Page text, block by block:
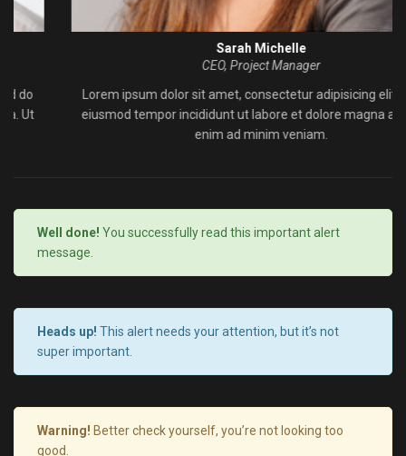
Sarah Michelle
CEO, Project Manager
Lorem ipsum dolor sit amet, consectetur adipisicing elit, sed do
eiusmod tempor incididunt ut labore et dolore magna aliqua. Ut
enim ad minim veniam.
Well done! You successfully read this important alert
message.
Heads up! This alert needs your attention, but it’s not
super important.
Warning! Better check yourself, you’re not looking too
good.